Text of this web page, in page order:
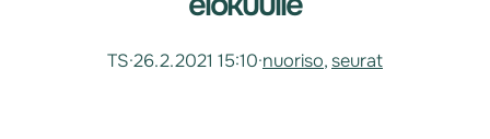
TS·26.2.2021 15:10·nuoriso, seurat